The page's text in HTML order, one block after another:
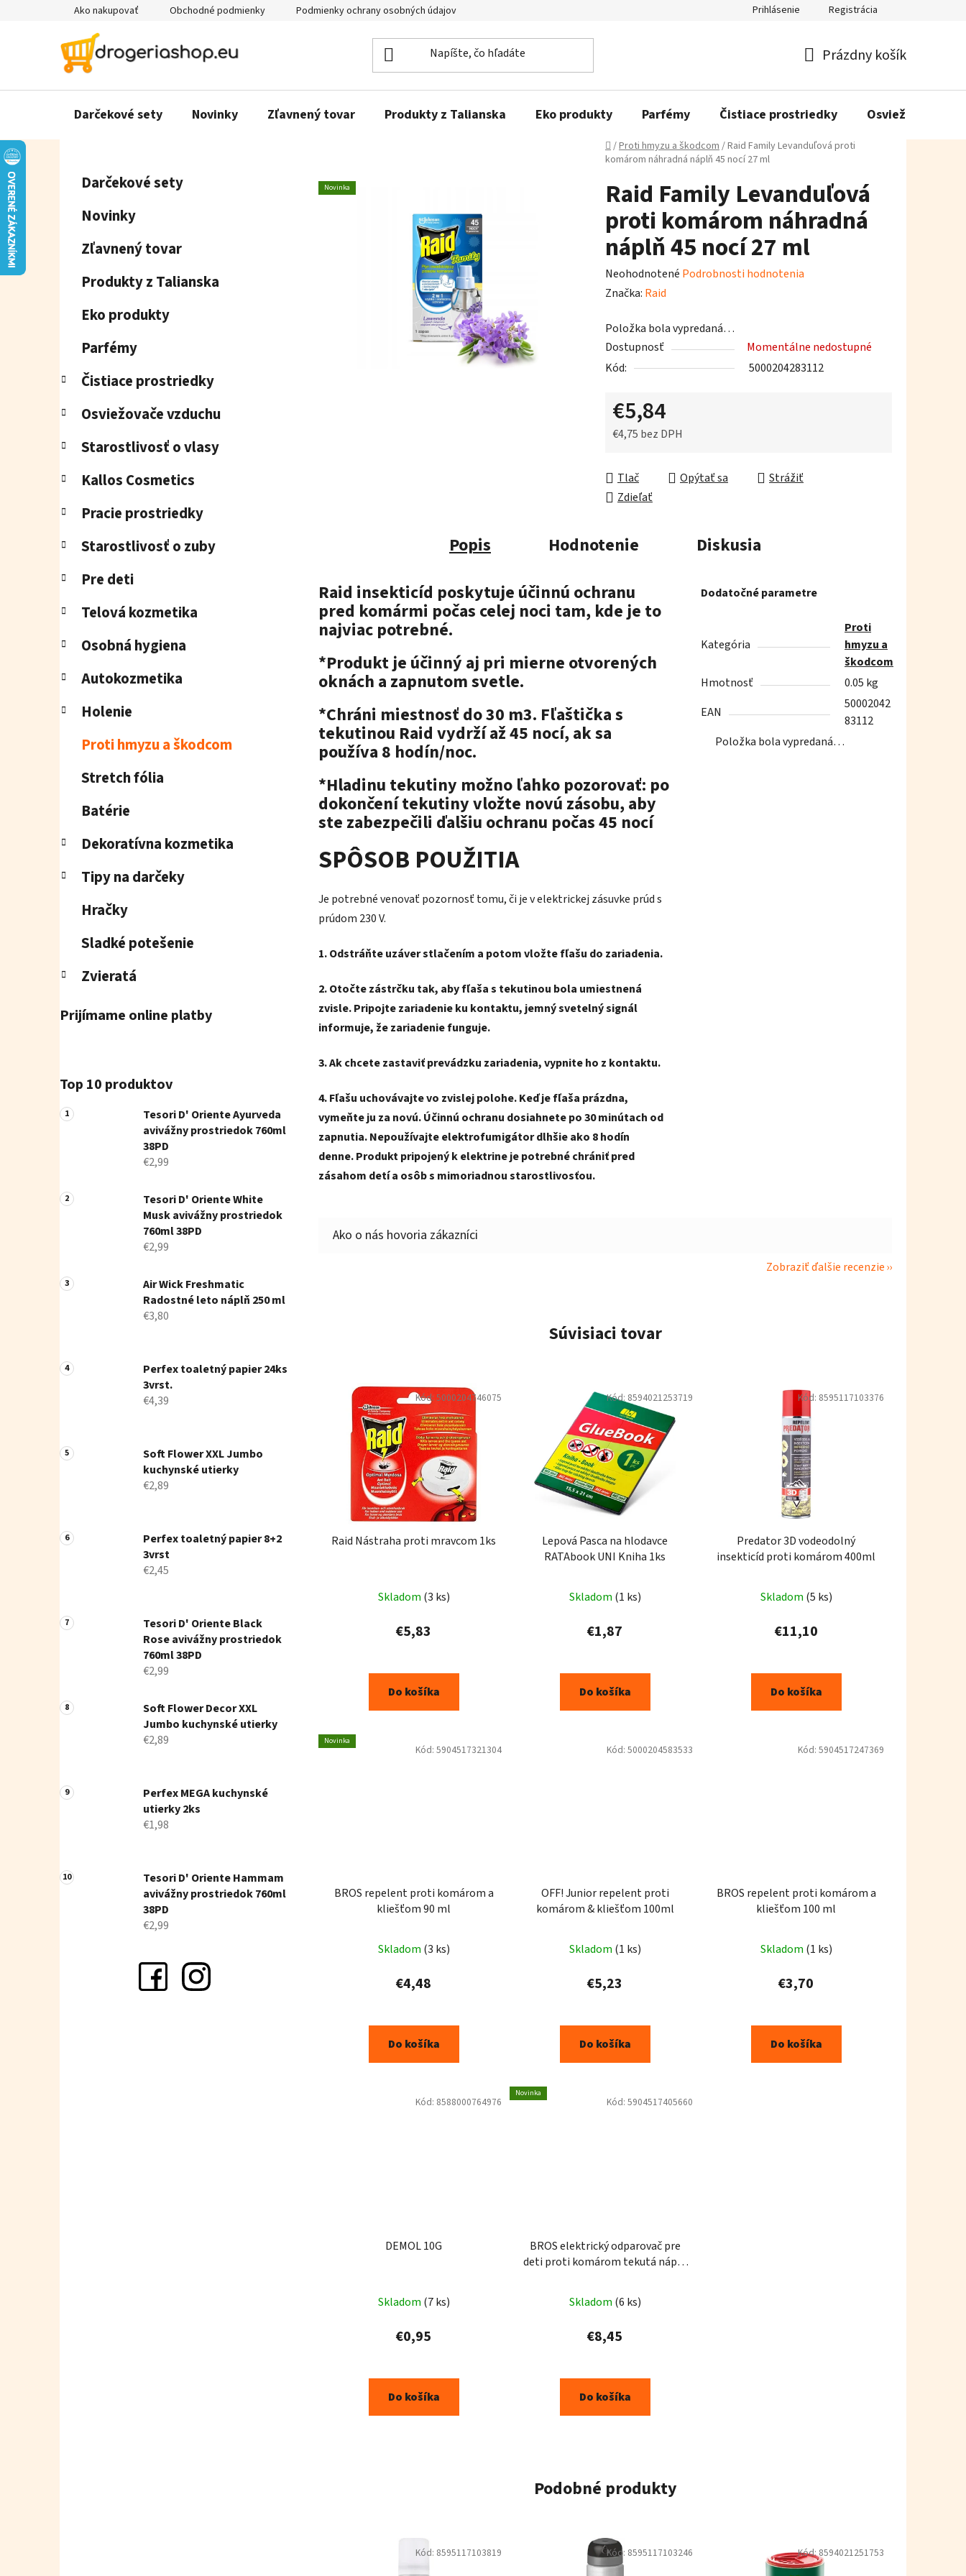
Ako nakupovať Obchodné podmienky Podmienky ochrany osobných údajov Prihlásenie Registrácia
košík
Prázdny košík
Darčekové sety Novinky Zľavnený tovar Produkty z Talianska Eko produkty Parfémy Čistiace prostriedky Osviežovače
Domov
/Proti hmyzu a škodcom/Raid Family Levanduľová proti
komárom náhradná náplň 45 nocí 27 ml
Preskočiť
kategórie
Darčekové sety
Novinky
Zľavnený tovar
Produkty z Talianska
Eko produkty
Parfémy
Čistiace prostriedky
Osviežovače vzduchu
Starostlivosť o vlasy
Kallos Cosmetics
Pracie prostriedky
Starostlivosť o zuby
Pre deti
Telová kozmetika
Osobná hygiena
Autokozmetika
Holenie
Proti hmyzu a škodcom
Stretch fólia
Batérie
Dekoratívna kozmetika
Tipy na darčeky
Hračky
Sladké potešenie
Zvieratá
Prijímame online platby
Top 10 produktov
Tesori D' Oriente Ayurveda
avivážny prostriedok 760ml
38PD
€2,99
Tesori D' Oriente White
Musk avivážny prostriedok
760ml 38PD
€2,99
Air Wick Freshmatic
Radostné leto náplň 250 ml
€3,80
Perfex toaletný papier 24ks
3vrst.
€4,39
Soft Flower XXL Jumbo
kuchynské utierky
€2,89
Perfex toaletný papier 8+2
3vrst
€2,45
Tesori D' Oriente Black
Rose avivážny prostriedok
760ml 38PD
€2,99
Soft Flower Decor XXL
Jumbo kuchynské utierky
€2,89
Perfex MEGA kuchynské
utierky 2ks
€1,98
Tesori D' Oriente Hammam
avivážny prostriedok 760ml
38PD
€2,99
Raid Family Levanduľová
proti komárom náhradná
náplň 45 nocí 27 ml
Priemerné
hodnotenie
je
0,0
z
hviezdičiek.
Neohodnotené Podrobnosti hodnotenia
Značka: Raid
Položka bola vypredaná…
Dostupnosť
Momentálne nedostupné
Kód:
5000204283112
€5,84
€4,75 bez DPH
Tlač
Opýtať sa
Strážiť
Zdieľať
Novinka
Popis Hodnotenie
Diskusia
Raid insekticíd poskytuje účinnú ochranu
pred komármi počas celej noci tam, kde je to
najviac potrebné.
*Produkt je účinný aj pri mierne otvorených
oknách a zapnutom svetle.
*Chráni miestnosť do 30 m3. Fľaštička s
tekutinou Raid vydrží až 45 nocí, ak sa
používa 8 hodín/noc.
*Hladinu tekutiny možno ľahko pozorovať: po
dokončení tekutiny vložte novú zásobu, aby
ste zabezpečili ďalšiu ochranu počas 45 nocí
SPÔSOB POUŽITIA
Je potrebné venovať pozornosť tomu, či je v elektrickej zásuvke prúd s
prúdom 230 V.
1.Odstráňte uzáver stlačením a potom vložte fľašu do zariadenia.
2.Otočte zástrčku tak, aby fľaša s tekutinou bola umiestnená
zvisle.Pripojte zariadenie ku kontaktu, jemný svetelný signál
informuje, že zariadenie funguje.
3.Ak chcete zastaviť prevádzku zariadenia, vypnite ho z kontaktu.
4.Fľašu uchovávajte vo zvislej polohe.Keď je fľaša prázdna,
vymeňte ju za novú.Účinnú ochranu dosiahnete po 30 minútach od
zapnutia.Nepoužívajte elektrofumigátor dlhšie ako 8 hodín
denne.Produkt pripojený k elektrine je potrebné chrániť pred
zásahom detí a osôb s mimoriadnou starostlivosťou.
Dodatočné parametre
Kategória
Proti
hmyzu a
škodcom
Hmotnosť
0.05 kg
EAN
50002042
83112
Položka bola vypredaná…
Zobraziť ďalšie recenzie
Súvisiaci tovar
Raid Nástraha proti mravcom 1ks
Skladom (3 ks)
€5,83
Do košíka
Kód: 5000204746075
Lepová Pasca na hlodavce
RATAbook UNI Kniha 1ks
Skladom (1 ks)
€1,87
Do košíka
Kód: 8594021253719
Predator 3D vodeodolný
insekticíd proti komárom 400ml
Skladom (5 ks)
€11,10
Do košíka
Kód: 8595117103376
Novinka
BROS repelent proti komárom a
kliešťom 90 ml
Skladom (3 ks)
€4,48
Do košíka
Kód: 5904517321304
OFF! Junior repelent proti
komárom & kliešťom 100ml
Skladom (1 ks)
€5,23
Do košíka
Kód: 5000204583533
BROS repelent proti komárom a
kliešťom 100 ml
Skladom (1 ks)
€3,70
Do košíka
Kód: 5904517247369
DEMOL 10G
Skladom (7 ks)
€0,95
Do košíka
Kód: 8588000764976
Novinka
BROS elektrický odparovač pre
deti proti komárom tekutá náplň
Skladom (6 ks)
€8,45
Do košíka
Kód: 5904517405660
Podobné produkty
Kód: 8595117103819 Kód: 8595117103246 Kód:8594021251753